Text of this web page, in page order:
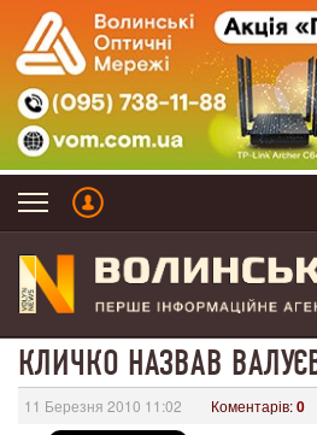
КЛИЧКО НАЗВАВ
11 Березня 2010 11:02 Коментарів:0